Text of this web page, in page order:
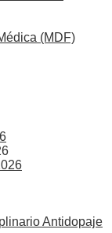
(MDF)
Antidopaje